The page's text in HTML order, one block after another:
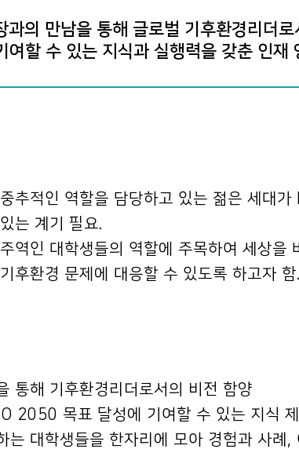
의 만남을 통해 글로벌 기후환경리더로
여할 수 있는 지식과 실행력을 갖춘 인재
추적인 역할을 담당하고 있는 젊은 세대
는 계기 필요.
역인 대학생들의 역할에 주목하여 세상
후환경 문제에 대응할 수 있도록 하고자 함.
통해 기후환경리더로서의 비전 함양
2050 목표 달성에 기여할 수 있는 지식
는 대학생들을 한자리에 모아 경험과 사